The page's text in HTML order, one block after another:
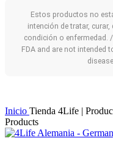
Estos productos no
intención de tratar,
condición o enfermedad.
FDA and are not intended
Inicio Tienda 4Life |
Products